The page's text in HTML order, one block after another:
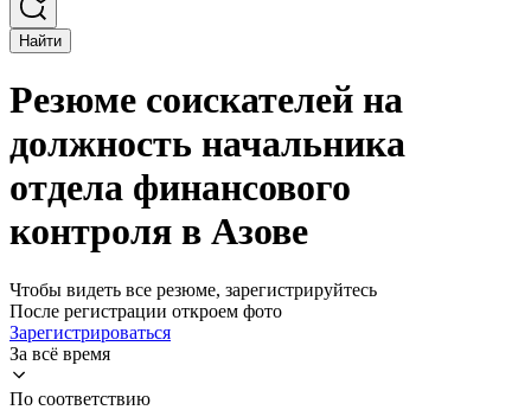
Найти
Резюме соискателей на
должность начальника
отдела финансового
контроля в Азове
Чтобы видеть все резюме, зарегистрируйтесь
После регистрации откроем фото
Зарегистрироваться
За всё время
По соответствию